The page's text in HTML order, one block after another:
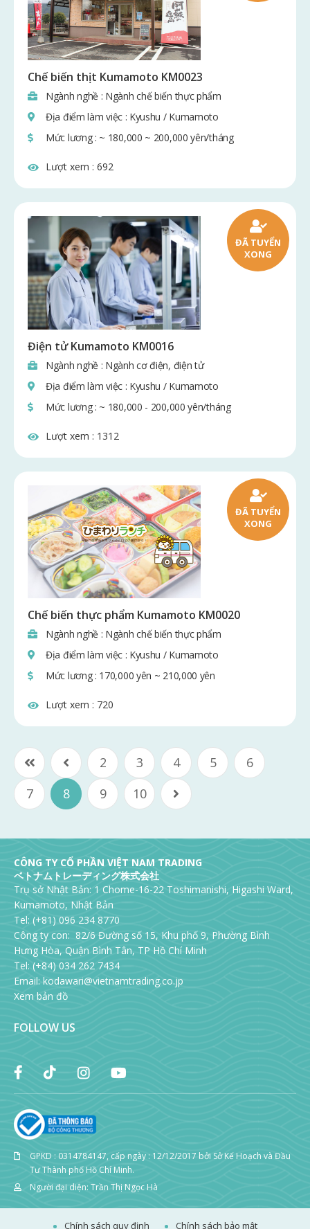
Chế biến thịt Kumamoto KM0023
Ngành nghề : Ngành chế biến thực phẩm
Địa điểm làm việc : Kyushu / Kumamoto
Mức lương : ~ 180,000 ~ 200,000 yên/tháng
Lượt xem : 692
Điện tử Kumamoto KM0016
Ngành nghề : Ngành cơ điện, điện tử
Địa điểm làm việc : Kyushu / Kumamoto
Mức lương : ~ 180,000 - 200,000 yên/tháng
ĐÃ TUYỂN
XONG
Lượt xem : 1312
Chế biến thực phẩm Kumamoto KM0020
Ngành nghề : Ngành chế biến thực phẩm
Địa điểm làm việc : Kyushu / Kumamoto
Mức lương : 170,000 yên ~ 210,000 yên
ĐÃ TUYỂN
XONG
Lượt xem : 720
2 3 4 5
6
7
8 9 10
CÔNG TY CỔ PHẦN VIỆT NAM TRADING
ベトナムトレーディング株式会社
Trụ sở Nhật Bản: 1 Chome-16-22 Toshimanishi, Higashi Ward,
Kumamoto, Nhật Bản
Tel: (+81) 096 234 8770
Công ty con: 82/6 Đường số 15, Khu phố 9, Phường Bình
Hưng Hòa, Quận Bình Tân, TP Hồ Chí Minh
Tel: (+84) 034 262 7434
Email:kodawari@vietnamtrading.co.jp
Xem bản đồ
FOLLOW US
GPKD : 0314784147, cấp ngày : 12/12/2017 bởi Sở Kế Hoạch và Đầu
Tư Thành phố Hồ Chí Minh.
Người đại diện: Trần Thị Ngọc Hà
Chính sách quy định Chính sách bảo mật